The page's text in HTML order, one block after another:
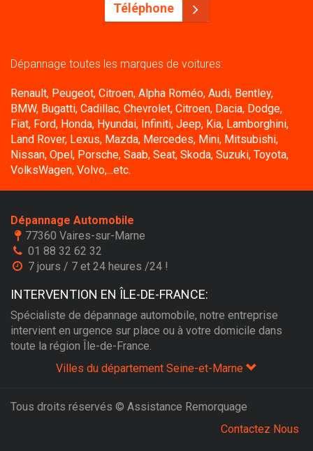
Téléphone
Dépannage toutes les marques de voitures:
Renault, Peugeot, Citroen, Alpha Roméo, Audi, Bentley,
BMW, Bugatti, Cadillac, Chevrolet, Citroen, Dacia, Dodge,
Fiat, Ford, Honda, Hyundai, Infiniti, Jeep, Kia, Lamborghini,
Land Rover, Lexus, Mazda, Mercedes, Mini, Mitsubishi,
Nissan, Opel, Porsche, Saab, Seat, Skoda, Suzuki, Toyota,
VolksWagen, Volvo,...etc.
Dépannage Automobile
77360 Vaires-sur-Marne
01 88 32 62 32
7 jours / 7 et 24 heures /24 !
INTERVENTION EN ÎLE-DE-FRANCE:
Spécialiste de dépannage automobile, notre entreprise
intervient en urgence sur place ou à votre domicile dans
toute la région Île-de-France.
Villes du département Seine-et-Marne
Tous droits réservés © Assistance Remorquage
Contactez Nous